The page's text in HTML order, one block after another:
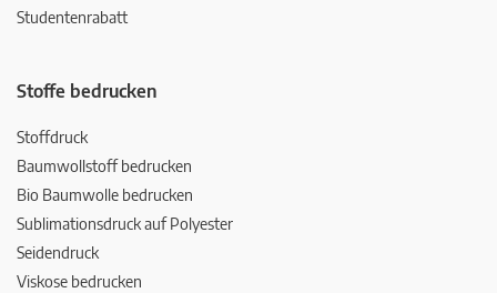
Studentenrabatt
Stoffe bedrucken
Stoffdruck
Baumwollstoff bedrucken
Bio Baumwolle bedrucken
Sublimationsdruck auf Polyester
Seidendruck
Viskose bedrucken